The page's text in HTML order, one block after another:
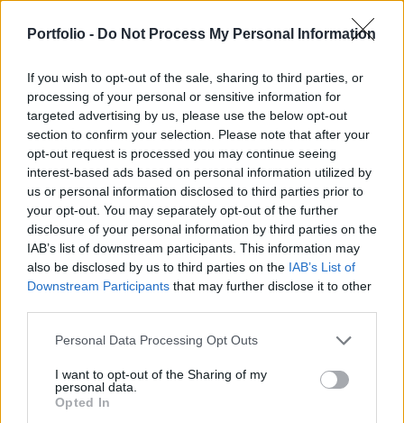
Portfolio - Do Not Process My Personal Information
If you wish to opt-out of the sale, sharing to third parties, or
processing of your personal or sensitive information for
targeted advertising by us, please use the below opt-out
section to confirm your selection. Please note that after your
opt-out request is processed you may continue seeing
interest-based ads based on personal information utilized by
us or personal information disclosed to third parties prior to
your opt-out. You may separately opt-out of the further
disclosure of your personal information by third parties on the
IAB’s list of downstream participants. This information may
also be disclosed by us to third parties on the IAB’s List of
Downstream Participants that may further disclose it to other
Personal Data Processing Opt Outs
I want to opt-out of the Sharing of my
personal data.
Opted In
ELŐFIZETŐI TARTALOM
Csúnyán zárták a hetet
Amerikában
Portfolio
2014. október 10. 22:06
A világgazdaság növekedésének lassulásától és a
Fed korábban vártnál előbbi kamatemelésétől
tartanak a befektetők Amerikában. A Fed felől
érkező újabb jelzés csak erősítette a
pesszimizmust, így a pénteki kereskedés inkább
árfolyameséseket hozott.
2014. október 10. 22:06 Megosztás Mindhárom vezető
index lekonyult A kereskedés második felében érkező rossz